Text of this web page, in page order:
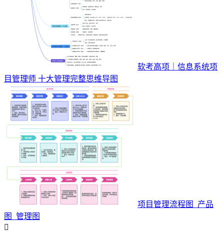
软考高项｜信息系统项
目管理师 十大管理完整思维导图
项目管理流程图_产品
图_管理图
